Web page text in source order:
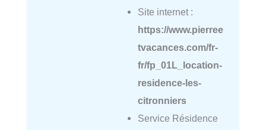
Site internet :
https://www.pierree
tvacances.com/fr-
fr/fp_01L_location-
residence-les-
citronniers
Service Résidence